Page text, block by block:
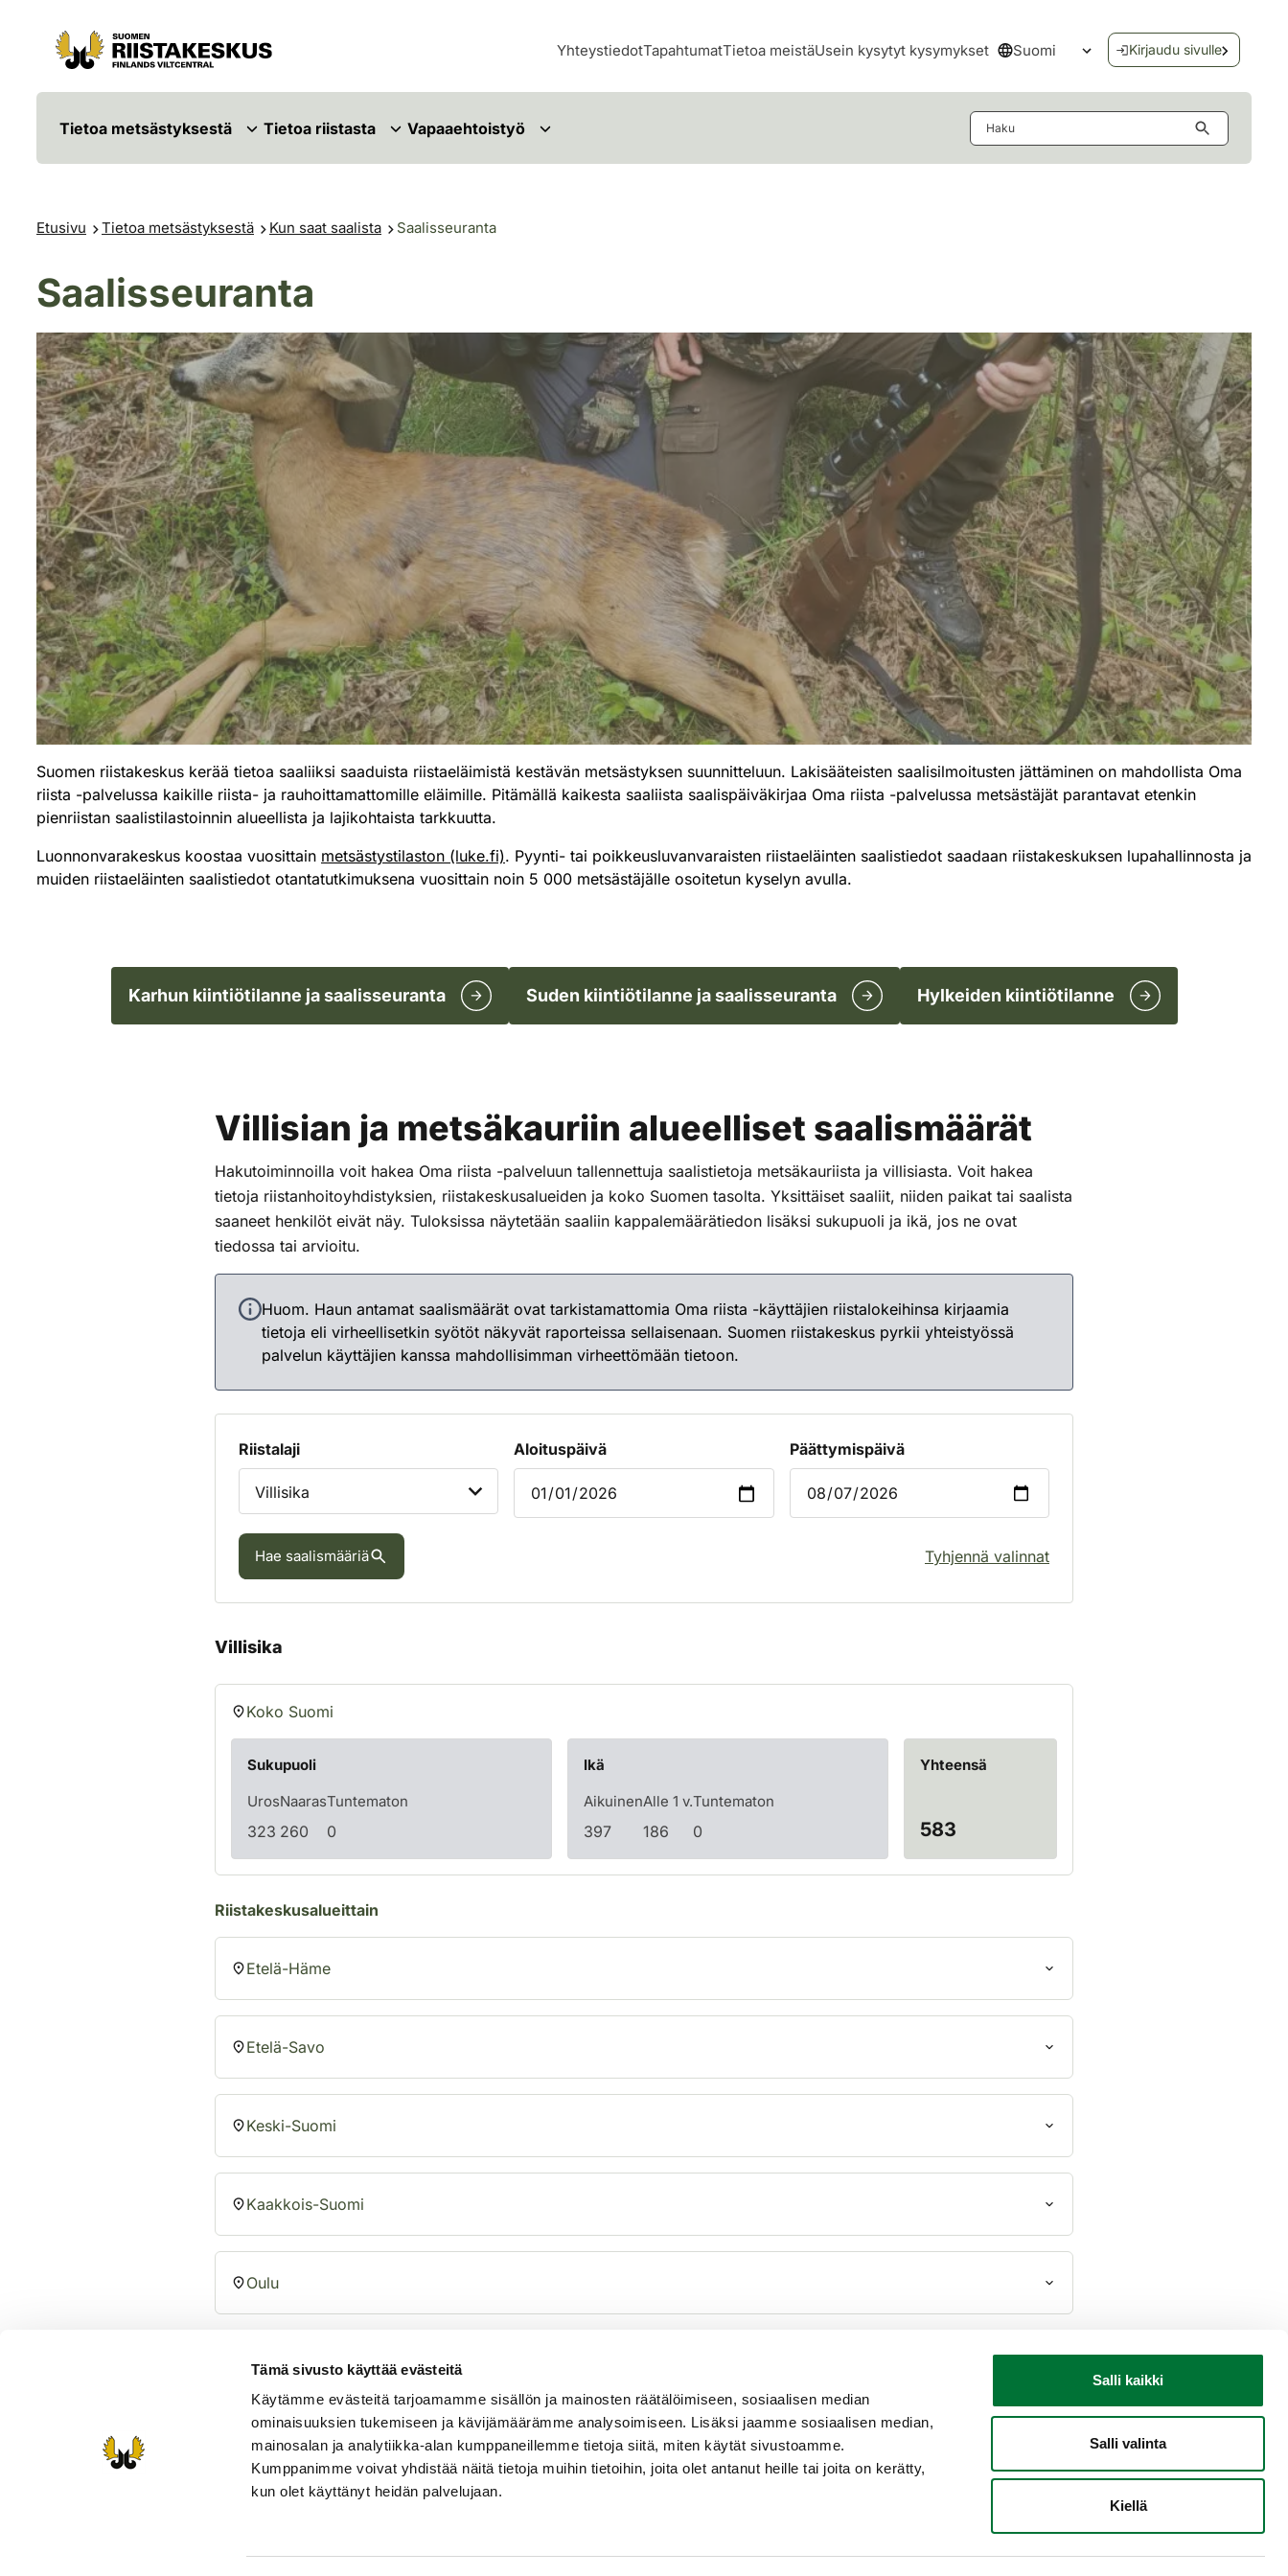
Tämä sivusto käyttää evästeitä
Käytämme evästeitä tarjoamamme sisällön ja mainosten räätälöimiseen, sosiaalisen median
ominaisuuksien tukemiseen ja kävijämäärämme analysoimiseen. Lisäksi jaamme sosiaalisen median,
mainosalan ja analytiikka-alan kumppaneillemme tietoja siitä, miten käytät sivustoamme.
Kumppanimme voivat yhdistää näitä tietoja muihin tietoihin, joita olet antanut heille tai joita on kerätty,
kun olet käyttänyt heidän palvelujaan.
Salli kaikki
Salli valinta
Kiellä
Siirry sisältöön
Siirry sivustokarttaan
YhteystiedotTapahtumatTietoa meistäUsein kysytyt kysymykset Suomi
Avaa kielivalikko
Kirjaudu sivulle
Tietoa metsästyksestä Tietoa riistasta Vapaaehtoistyö
Etusivu Tietoa metsästyksestä Kun saat saalista Saalisseuranta
Saalisseuranta
Suomen riistakeskus kerää tietoa saaliiksi saaduista riistaeläimistä kestävän metsästyksen suunnitteluun. Lakisääteisten saalisilmoitusten jättäminen on mahdollista Oma
riista -palvelussa kaikille riista- ja rauhoittamattomille eläimille. Pitämällä kaikesta saaliista saalispäiväkirjaa Oma riista -palvelussa metsästäjät parantavat etenkin
pienriistan saalistilastoinnin alueellista ja lajikohtaista tarkkuutta.
Luonnonvarakeskus koostaa vuosittain metsästystilaston (luke.fi). Pyynti- tai poikkeusluvanvaraisten riistaeläinten saalistiedot saadaan riistakeskuksen lupahallinnosta ja
muiden riistaeläinten saalistiedot otantatutkimuksena vuosittain noin 5 000 metsästäjälle osoitetun kyselyn avulla.
Karhun kiintiötilanne ja saalisseuranta Suden kiintiötilanne ja saalisseuranta Hylkeiden kiintiötilanne
Villisian ja metsäkauriin alueelliset saalismäärät
Hakutoiminnoilla voit hakea Oma riista -palveluun tallennettuja saalistietoja metsäkauriista ja villisiasta. Voit hakea
tietoja riistanhoitoyhdistyksien, riistakeskusalueiden ja koko Suomen tasolta. Yksittäiset saaliit, niiden paikat tai saalista
saaneet henkilöt eivät näy. Tuloksissa näytetään saaliin kappalemäärätiedon lisäksi sukupuoli ja ikä, jos ne ovat
tiedossa tai arvioitu.
Huom. Haun antamat saalismäärät ovat tarkistamattomia Oma riista -käyttäjien riistalokeihinsa kirjaamia
tietoja eli virheellisetkin syötöt näkyvät raporteissa sellaisenaan. Suomen riistakeskus pyrkii yhteistyössä
palvelun käyttäjien kanssa mahdollisimman virheettömään tietoon.
Riistalaji Aloituspäivä Päättymispäivä
Hae saalismääriä Tyhjennä valinnat
Villisika
Koko Suomi
Sukupuoli
Uros
323
Naaras
260
Tuntematon
0
Ikä
Aikuinen
397
Alle 1 v.
186
Tuntematon
0
Yhteensä
583
Riistakeskusalueittain
Etelä-Häme
Etelä-Savo
Keski-Suomi
Kaakkois-Suomi
Oulu
Pohjanmaa
Pohjois-Häme